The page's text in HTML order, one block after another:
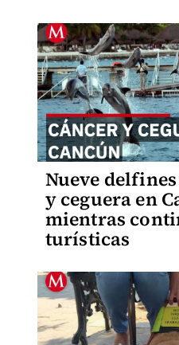
Nueve
y ceguera en
mientras
turísticas